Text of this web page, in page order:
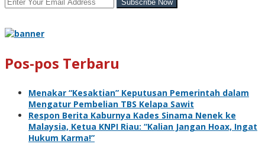
Pos-pos Terbaru
Menakar “Kesaktian” Keputusan Pemerintah dalam
Mengatur Pembelian TBS Kelapa Sawit
Respon Berita Kaburnya Kades Sinama Nenek ke
Malaysia, Ketua KNPI Riau: “Kalian Jangan Hoax, Ingat
Hukum Karma!”